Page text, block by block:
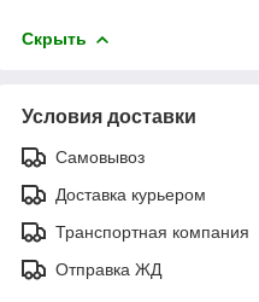
Скрыть
Условия доставки
Самовывоз
Доставка курьером
Транспортная компания
Отправка ЖД